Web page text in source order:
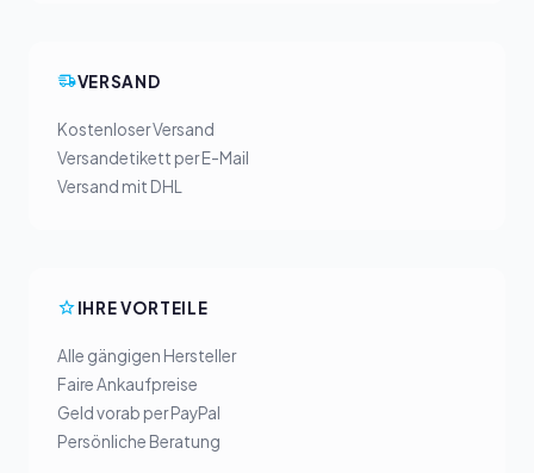
VERSAND
Kostenloser Versand
Versandetikett per E-Mail
Versand mit DHL
IHRE VORTEILE
Alle gängigen Hersteller
Faire Ankaufpreise
Geld vorab per PayPal
Persönliche Beratung